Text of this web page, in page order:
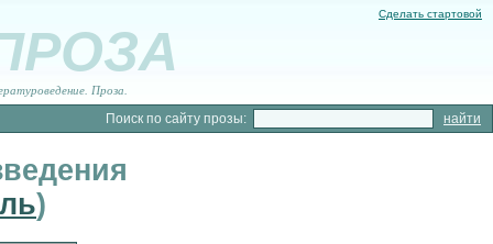
Сделать стартовой
Проза.
Поиск по сайту прозы:
)